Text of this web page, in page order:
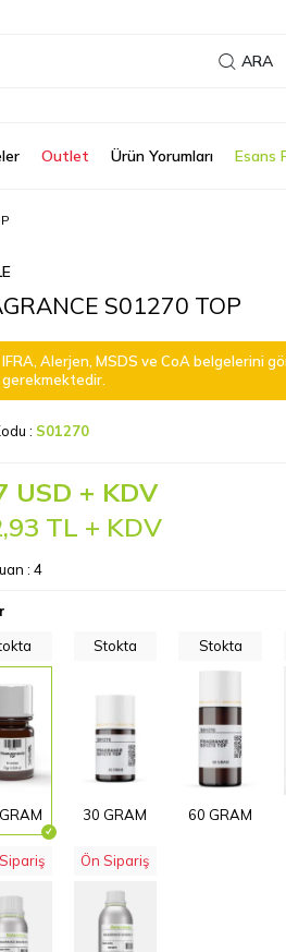
ARA
Outlet Ürün Yorumları Esans
S01270 TOP
IFRA, Alerjen, MSDS ve CoA belgelerini
gerekmektedir.
: S01270
USD + KDV
TL + KDV
: 4
Stokta
30 GRAM
Stokta
60 GRAM
Ön Sipariş